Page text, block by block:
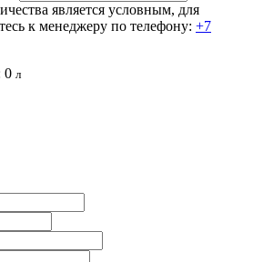
является условным, для
к менеджеру по телефону: +7
0 л